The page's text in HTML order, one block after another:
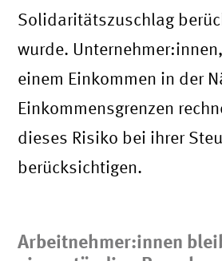
Solidaritätszuschlag
wurde.
einem Einkommen in der
Einkommensgrenzen
dieses Risiko bei ihrer
berücksichtigen.
Arbeitnehmer:innen